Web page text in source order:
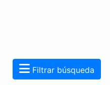
Filtrar búsqueda